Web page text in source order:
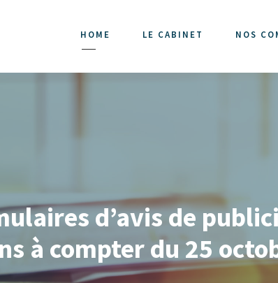
HOME LE CABINET NOS
d’avis de
à compter du 25